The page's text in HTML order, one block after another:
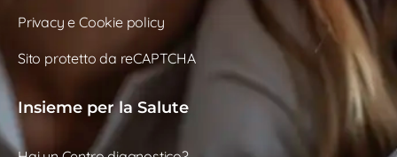
Privacy e Cookie policy
Sito protetto da reCAPTCHA
Insieme per la Salute